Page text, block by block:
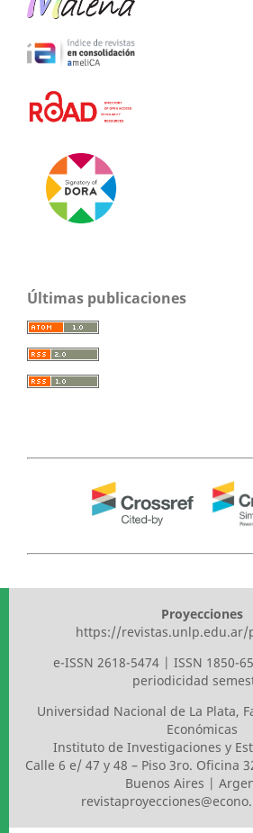
Últimas publicaciones
Proyecciones
https://revistas.unlp.edu.ar/
e-ISSN 2618-5474 | ISSN 1850-
periodicidad
Universidad Nacional de La Plata,
Económicas
Instituto de Investigaciones y
Calle 6 e/ 47 y 48 – Piso 3ro. Oficina
Buenos Aires |